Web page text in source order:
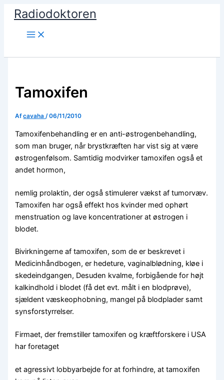
indholdet
Radiodoktoren
Tamoxifen
Afcavaha/06/11/2010
Tamoxifenbehandling er en anti-østrogenbehandling,
som man bruger, når brystkræften har vist sig at være
østrogenfølsom. Samtidig modvirker tamoxifen også et
andet hormon,
nemlig prolaktin, der også stimulerer vækst af tumorvæv.
Tamoxifen har også effekt hos kvinder med ophørt
menstruation og lave koncentrationer at østrogen i
blodet.
Bivirkningerne af tamoxifen, som de er beskrevet i
Medicinhåndbogen, er hedeture, vaginalblødning, kløe i
skedeindgangen, Desuden kvalme, forbigående for højt
kalkindhold i blodet (få det evt. målt i en blodprøve),
sjældent væskeophobning, mangel på blodplader samt
synsforstyrrelser.
Firmaet, der fremstiller tamoxifen og kræftforskere i USA
har foretaget
et agressivt lobbyarbejde for at forhindre, at tamoxifen